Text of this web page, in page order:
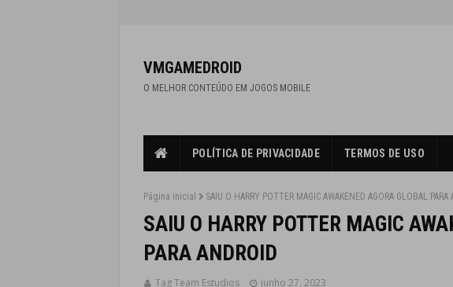
VMGAMEDROID
O MELHOR CONTEÚDO EM JOGOS MOBILE
POLÍTICA DE PRIVACIDADE TERMOS DE USO
Página inicial SAIU O HARRY POTTER MAGIC AWAKENED AGORA GLOBAL PARA
SAIU O HARRY POTTER MAGIC
PARA ANDROID
Tag Team Estudios junho 27, 2023